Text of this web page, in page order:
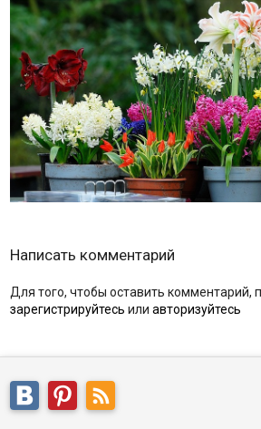
Написать комментарий
Для того, чтобы оставить комментарий,
зарегистрируйтесь или авторизуйтесь